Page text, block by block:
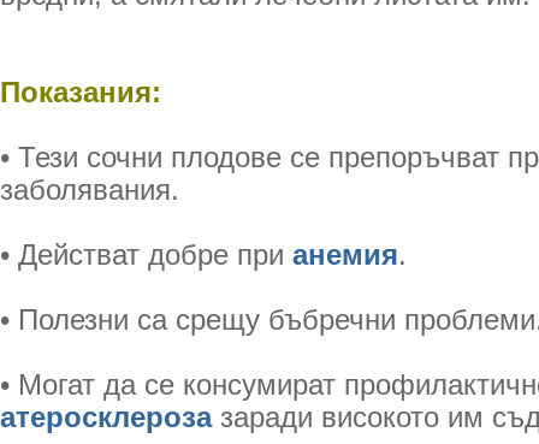
Показания:
• Тези сочни плодове се препоръчват
заболявания.
• Действат добре при анемия.
• Полезни са срещу бъбречни
• Могат да се консумират
атеросклерозазаради високото им